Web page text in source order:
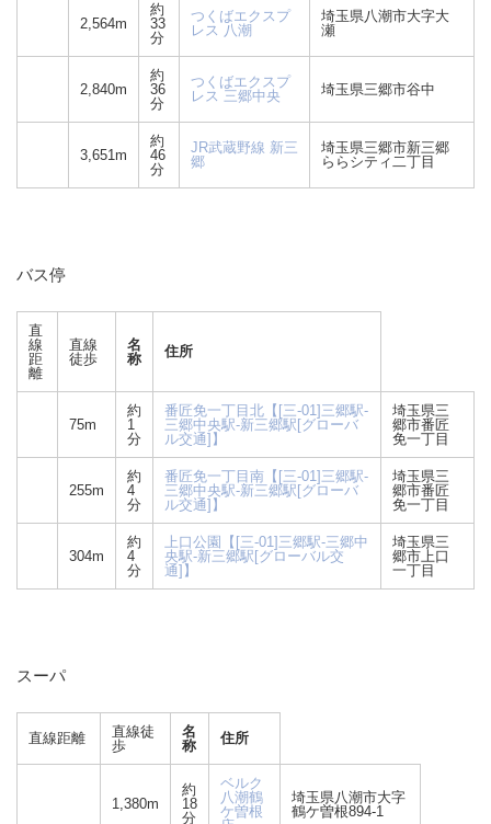
2,564m
約
33
分
つくばエクスプ
レス 八潮
埼玉県八潮市大字大
瀬
2,840m
約
36
分
つくばエクスプ
レス 三郷中央
埼玉県三郷市谷中
3,651m
約
46
分
JR武蔵野線 新三
郷
埼玉県三郷市新三郷
ららシティ二丁目
バス停
直
線
距
離
直線
徒歩
名
称
住所
75m
約
1
分
番匠免一丁目北【[三-01]三郷駅-
三郷中央駅-新三郷駅[グローバ
ル交通]】
埼玉県三
郷市番匠
免一丁目
255m
約
4
分
番匠免一丁目南【[三-01]三郷駅-
三郷中央駅-新三郷駅[グローバ
ル交通]】
埼玉県三
郷市番匠
免一丁目
304m
約
4
分
上口公園【[三-01]三郷駅-三郷中
央駅-新三郷駅[グローバル交
通]】
埼玉県三
郷市上口
一丁目
スーパ
直線距離
直線徒
歩
名
称
住所
1,380m
約
18
分
ベルク
八潮鶴
ケ曽根
埼玉県八潮市大字
鶴ケ曽根894-1